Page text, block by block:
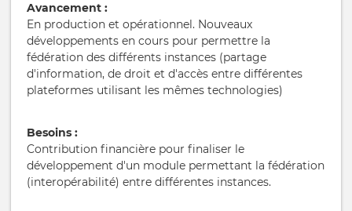
Avancement :
En production et opérationnel. Nouveaux
développements en cours pour permettre la
fédération des différents instances (partage
d'information, de droit et d'accès entre différentes
plateformes utilisant les mêmes technologies)
Besoins :
Contribution financière pour finaliser le
développement d'un module permettant la fédération
(interopérabilité) entre différentes instances.